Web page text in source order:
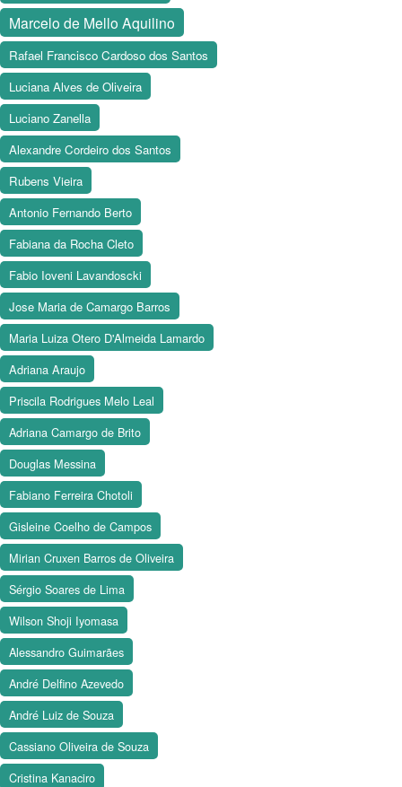
Marcelo de Mello Aquilino
Rafael Francisco Cardoso dos Santos
Luciana Alves de Oliveira
Luciano Zanella
Alexandre Cordeiro dos Santos
Rubens Vieira
Antonio Fernando Berto
Fabiana da Rocha Cleto
Fabio Ioveni Lavandoscki
Jose Maria de Camargo Barros
Maria Luiza Otero D'Almeida Lamardo
Adriana Araujo
Priscila Rodrigues Melo Leal
Adriana Camargo de Brito
Douglas Messina
Fabiano Ferreira Chotoli
Gisleine Coelho de Campos
Mirian Cruxen Barros de Oliveira
Sérgio Soares de Lima
Wilson Shoji Iyomasa
Alessandro Guimarães
André Delfino Azevedo
André Luiz de Souza
Cassiano Oliveira de Souza
Cristina Kanaciro